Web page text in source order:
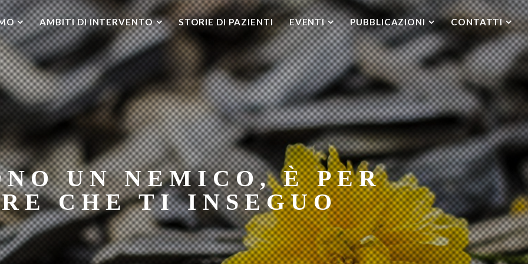
AMBITI DI INTERVENTO STORIE DI PAZIENTI EVENTI PUBBLICAZIONI CONTATTI
UN NEMICO, È PER
CHE TI INSEGUO